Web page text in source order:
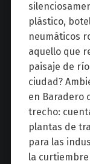
plástico,
neumáticos
aquello que
paisaje de
ciudad?
en Baradero
trecho:
plantas de
para las
la